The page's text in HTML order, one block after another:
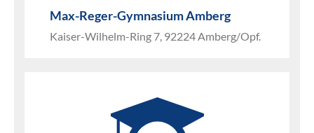
Max-Reger-Gymnasium Amberg
Kaiser-Wilhelm-Ring 7, 92224 Amberg/Opf.